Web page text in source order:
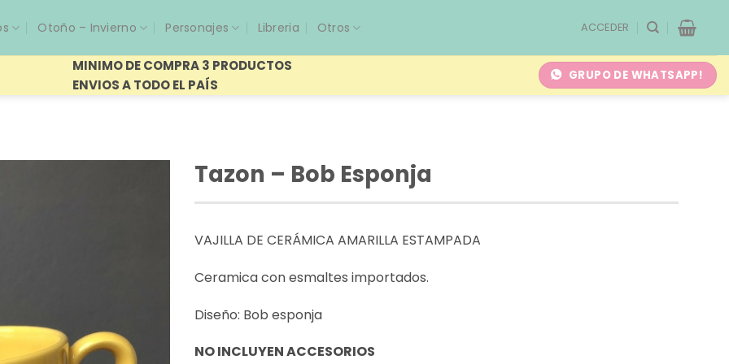
Otoño – Invierno Personajes Libreria Otros ACCEDER
MINIMO DE COMPRA 3 PRODUCTOS
ENVIOS A TODO EL PAÍS
GRUPO DE WHATSAPP!
Tazon – Bob Esponja
VAJILLA DE CERÁMICA AMARILLA ESTAMPADA
Ceramica con esmaltes importados.
Diseño: Bob esponja
NO INCLUYEN ACCESORIOS